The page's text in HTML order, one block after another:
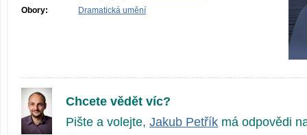
Obory:
Dramatická umění
Chcete vědět víc?
Pište a volejte, Jakub Petřík má odpovědi